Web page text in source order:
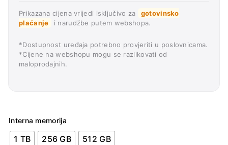
Prikazana cijena vrijedi isključivo za
gotovinsko
plaćanje
i narudžbe putem webshopa.
*Dostupnost uređaja potrebno provjeriti u poslovnicama.
*Cijene na webshopu mogu se razlikovati od
maloprodajnih.
Interna memorija
1 TB 256 GB 512 GB